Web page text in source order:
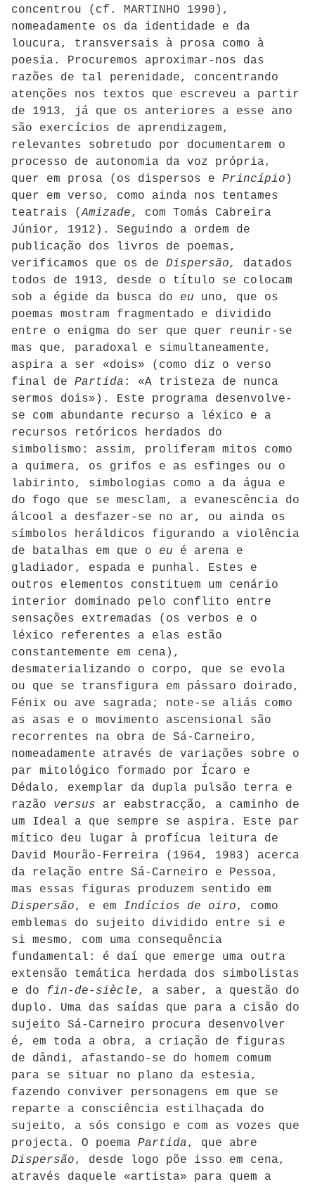
concentrou (cf. MARTINHO 1990),
nomeadamente os da identidade e da
loucura, transversais à prosa como à
poesia. Procuremos aproximar-nos das
razões de tal perenidade, concentrando
atenções nos textos que escreveu a partir
de 1913, já que os anteriores a esse ano
são exercícios de aprendizagem,
relevantes sobretudo por documentarem o
processo de autonomia da voz própria,
quer em prosa (os dispersos e Princípio )
quer em verso, como ainda nos tentames
teatrais (Amizade, com Tomás Cabreira
Júnior, 1912). Seguindo a ordem de
publicação dos livros de poemas,
verificamos que os de Dispersão, datados
todos de 1913, desde o título se colocam
sob a égide da busca do eu uno, que os
poemas mostram fragmentado e dividido
entre o enigma do ser que quer reunir-se
mas que, paradoxal e simultaneamente,
aspira a ser «dois» (como diz o verso
final de Partida : «A tristeza de nunca
sermos dois»). Este programa desenvolve-
se com abundante recurso a léxico e a
recursos retóricos herdados do
simbolismo: assim, proliferam mitos como
a quimera, os grifos e as esfinges ou o
labirinto, simbologias como a da água e
do fogo que se mesclam, a evanescência do
álcool a desfazer-se no ar, ou ainda os
símbolos heráldicos figurando a violência
de batalhas em que o eu é arena e
gladiador, espada e punhal. Estes e
outros elementos constituem um cenário
interior dominado pelo conflito entre
sensações extremadas (os verbos e o
léxico referentes a elas estão
constantemente em cena),
desmaterializando o corpo, que se evola
ou que se transfigura em pássaro doirado,
Fénix ou ave sagrada; note-se aliás como
as asas e o movimento ascensional são
recorrentes na obra de Sá-Carneiro,
nomeadamente através de variações sobre o
par mitológico formado por Ícaro e
Dédalo, exemplar da dupla pulsão terra e
razão versus ar eabstracção, a caminho de
um Ideal a que sempre se aspira. Este par
mítico deu lugar à profícua leitura de
David Mourão-Ferreira (1964, 1983) acerca
da relação entre Sá-Carneiro e Pessoa,
mas essas figuras produzem sentido em
Dispersão, e em Indícios de oiro, como
emblemas do sujeito dividido entre si e
si mesmo, com uma consequência
fundamental: é daí que emerge uma outra
extensão temática herdada dos simbolistas
e do fin-de-siècle, a saber, a questão do
duplo. Uma das saídas que para a cisão do
sujeito Sá-Carneiro procura desenvolver
é, em toda a obra, a criação de figuras
de dândi, afastando-se do homem comum
para se situar no plano da estesia,
fazendo conviver personagens em que se
reparte a consciência estilhaçada do
sujeito, a sós consigo e com as vozes que
projecta. O poema Partida, que abre
Dispersão, desde logo põe isso em cena,
através daquele «artista» para quem a